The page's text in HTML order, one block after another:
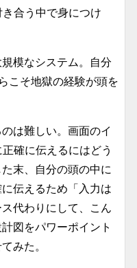
合う中で身につけ
模なシステム。自分
こそ地獄の経験が頭を
は難しい。画面のイ
確に伝えるにはどう
末、自分の頭の中に
伝えるため「入力は
代わりにして、こん
図をパワーポイント
みた。